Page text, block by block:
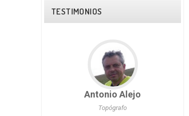
TESTIMONIOS
Antonio Alejo
Topógrafo